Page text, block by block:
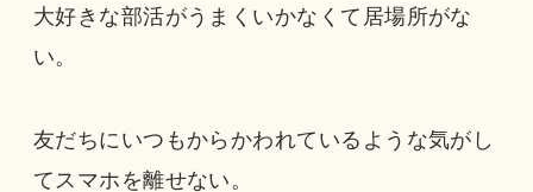
大好きな部活がうまくいかなくて居場所がな
い。
友だちにいつもからかわれているような気がし
てスマホを離せない。